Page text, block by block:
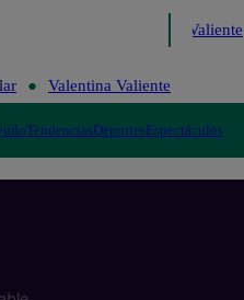
Valentina Valiente
Valentina Valiente
TendenciasDeportesEspectáculos